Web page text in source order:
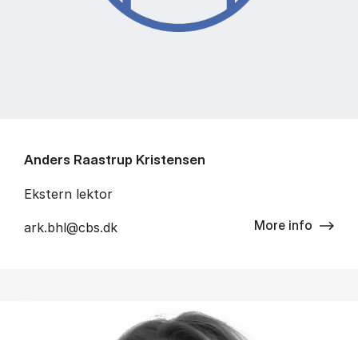
Anders Raastrup Kristensen
Ekstern lektor
ark.bhl@cbs.dk More info